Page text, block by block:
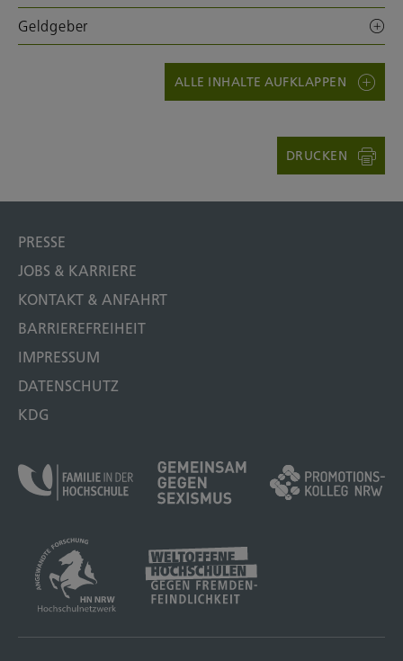
Geldgeber
ALLE INHALTE AUFKLAPPEN
DRUCKEN
PRESSE
JOBS & KARRIERE
KONTAKT & ANFAHRT
BARRIEREFREIHEIT
IMPRESSUM
DATENSCHUTZ
KDG